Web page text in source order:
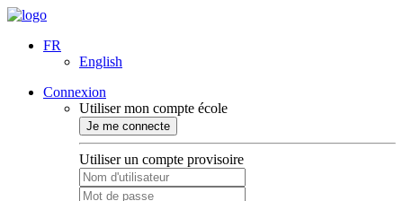
FR
English
Connexion
Utiliser mon compte école
Je me connecte
Utiliser un compte provisoire